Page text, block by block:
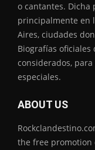
o cantantes. Dicha
principalmente en
Aires, ciudades
Biografías oficiales
considerados,
especiales.
ABOUT US
the free promotion